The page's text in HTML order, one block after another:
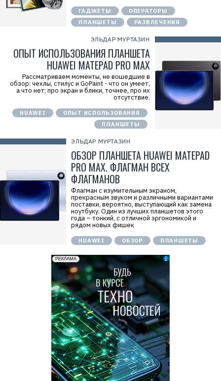
ГАДЖЕТЫ
ОПЕРАТОРЫ
ПЛАНШЕТЫ
РАЗВЛЕЧЕНИЯ
ЭЛЬДАР МУРТАЗИН
ОПЫТ ИСПОЛЬЗОВАНИЯ ПЛАНШЕТА
HUAWEI MATEPAD PRO MAX
Рассматриваем моменты, не вошедшие в
обзор: чехлы, стилус и GoPaint - что он умеет,
а что нет; про экран и блики, точнее, про их
отсутствие.
HUAWEI
ОПЫТ ИСПОЛЬЗОВАНИЯ
ПЛАНШЕТЫ
ЭЛЬДАР МУРТАЗИН
ОБЗОР ПЛАНШЕТА HUAWEI MATEPAD
PRO MAX. ФЛАГМАН ВСЕХ
ФЛАГМАНОВ
Флагман с изумительным экраном,
прекрасным звуком и различными вариантами
поставки, вероятно, выступающий как замена
ноутбуку. Один из лучших планшетов этого
года – тонкий, с отличной эргономикой и
рядом новых фишек
HUAWEI ОБЗОР ПЛАНШЕТЫ